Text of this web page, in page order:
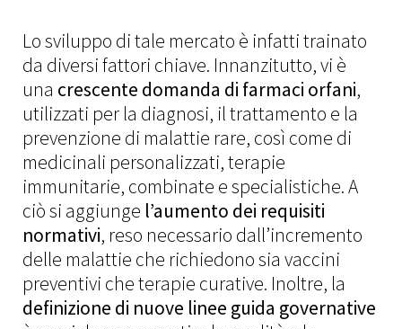
Lo sviluppo di tale mercato è infatti trainato
da diversi fattori chiave. Innanzitutto, vi è
una crescente domanda di farmaci orfani,
utilizzati per la diagnosi, il trattamento e la
prevenzione di malattie rare, così come di
medicinali personalizzati, terapie
immunitarie, combinate e specialistiche. A
ciò si aggiunge l’aumento dei requisiti
normativi, reso necessario dall’incremento
delle malattie che richiedono sia vaccini
preventivi che terapie curative. Inoltre, la
definizione di nuove linee guida governative